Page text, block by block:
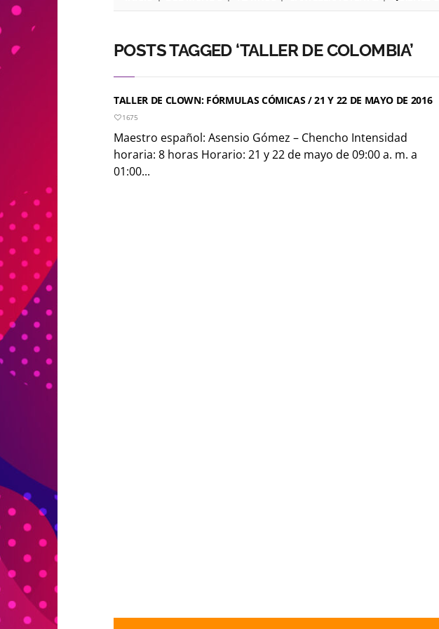
POSTS TAGGED ‘TALLER DE COLOMBIA’
TALLER DE CLOWN: FÓRMULAS CÓMICAS / 21 Y 22 DE MAYO DE 2016
1675
Maestro español: Asensio Gómez – Chencho Intensidad
horaria: 8 horas Horario: 21 y 22 de mayo de 09:00 a. m. a
01:00...